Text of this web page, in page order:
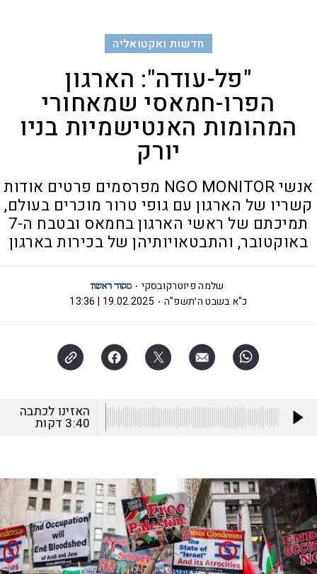
חדשות ואקטואליה
"פל-עודה": הארגון
הפרו-חמאסי שמאחורי
המהומות האנטישמיות בניו
יורק
אנשי NGO MONITOR מפרסמים פרטים אודות
קשריו של הארגון עם גופי טרור מוכרים בעולם,
תמיכתם של ראשי הארגון בחמאס ובטבח ה-7
באוקטובר, והתבטאויותיהן של בכירות בארגון
שלמה פיוטרקובסקי
כ"א בשבט ה׳תשפ"ה
19.02.2025 | 13:36
האזינו לכתבה
3:40 דקות